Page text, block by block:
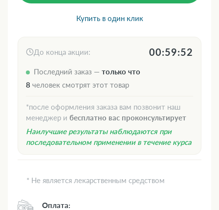
Купить в один клик
До конца акции: 00:59:51
Последний заказ — только что
8 человек смотрят этот товар
*после оформления заказа вам позвонит наш
менеджер и бесплатно вас проконсультирует
Наилучшие результаты наблюдаются при
последовательном применении в течение курса
* Не является лекарственным средством
Оплата: